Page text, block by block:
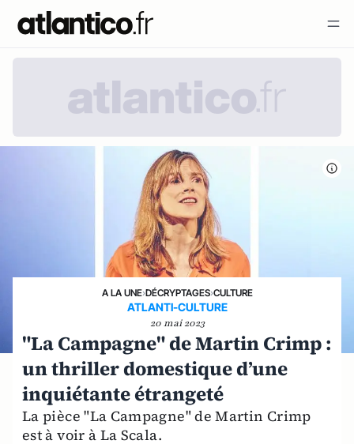
A LA UNE›DÉCRYPTAGES›CULTURE
ATLANTI-CULTURE
20 mai 2023
"La Campagne" de Martin Crimp :
un thriller domestique d’une
inquiétante étrangeté
La pièce "La Campagne" de Martin Crimp
est à voir à La Scala.